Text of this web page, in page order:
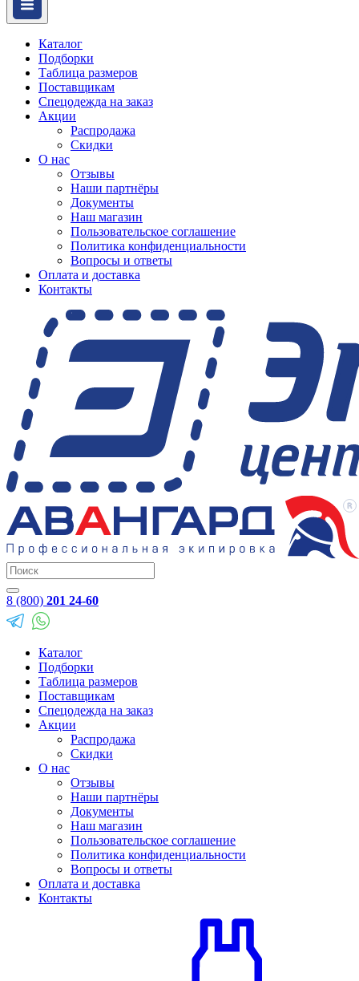
Каталог
Подборки
Таблица размеров
Поставщикам
Спецодежда на заказ
Акции
Распродажа
Скидки
О нас
Отзывы
Наши партнёры
Документы
Наш магазин
Пользовательское соглашение
Политика конфиденциальности
Вопросы и ответы
Оплата и доставка
Контакты
8 (800) 201 24-60
Каталог
Подборки
Таблица размеров
Поставщикам
Спецодежда на заказ
Акции
Распродажа
Скидки
О нас
Отзывы
Наши партнёры
Документы
Наш магазин
Пользовательское соглашение
Политика конфиденциальности
Вопросы и ответы
Оплата и доставка
Контакты